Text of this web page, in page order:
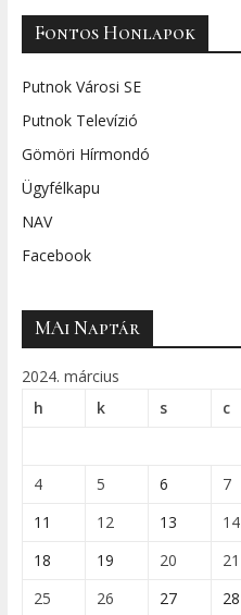
Fontos Honlapok
Putnok Városi SE
Putnok Televízió
Gömöri Hírmondó
Ügyfélkapu
NAV
Facebook
MAi Naptár
2024. március
h
k s c
4
5 6 7
11
12 13 14
18
19 20 21
25
26 27 28